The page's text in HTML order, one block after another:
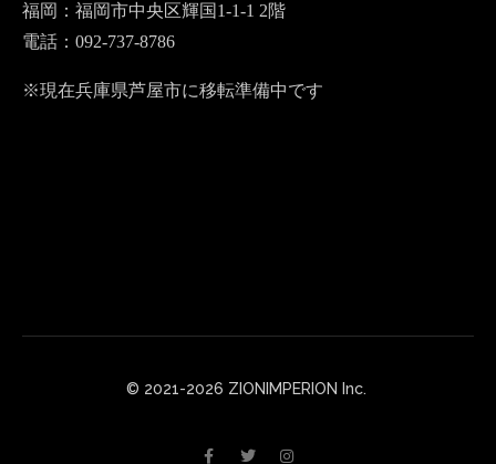
福岡：福岡市中央区輝国1-1-1 2階
電話：092-737-8786
※現在兵庫県芦屋市に移転準備中です
© 2021-2026 ZIONIMPERION Inc.